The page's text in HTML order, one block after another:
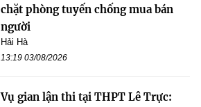
chặt phòng tuyến chống mua bán
người
Hải Hà
13:19 03/08/2026
Vụ gian lận thi tại THPT Lê Trực: